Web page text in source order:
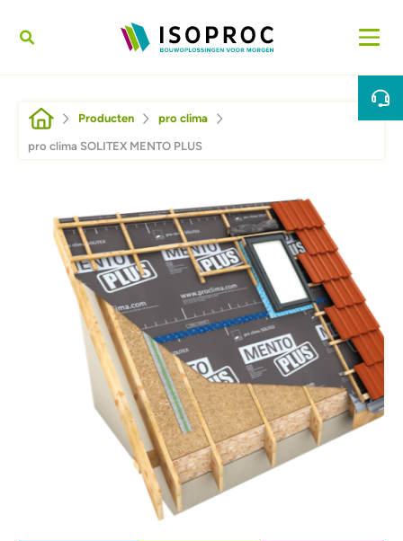
Kruimelpad
Producten pro clima
pro clima SOLITEX MENTO PLUS